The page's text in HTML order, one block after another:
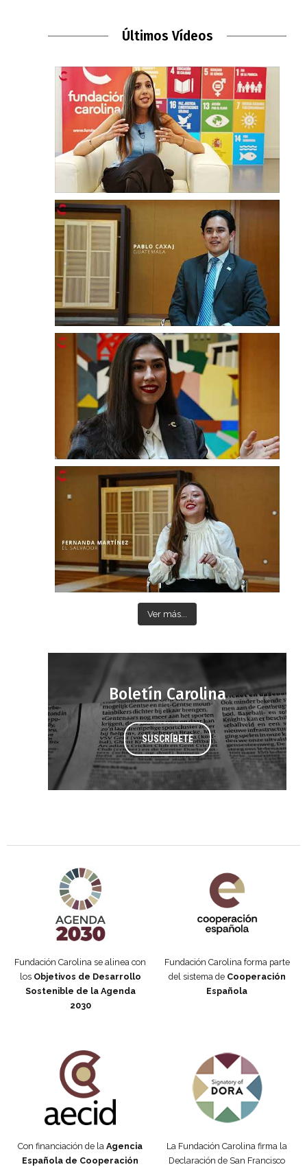
Últimos Vídeos
Ver más...
Boletín Carolina
SUSCRÍBETE
Fundación Carolina se alinea con
los Objetivos de Desarrollo
Sostenible de la Agenda
2030
Fundación Carolina forma parte
del sistema de Cooperación
Española
Con financiación de la Agencia
Española de Cooperación
La Fundación Carolina firma la
Declaración de San Francisco